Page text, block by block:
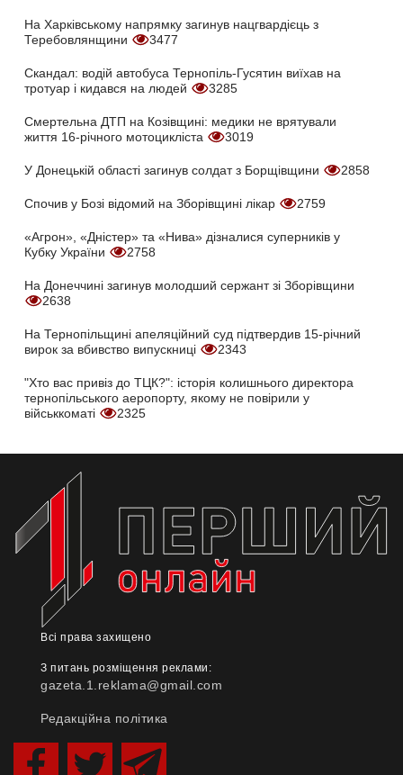
На Харківському напрямку загинув нацгвардієць з
Теребовлянщини
3477
Скандал: водій автобуса Тернопіль-Гусятин виїхав на
тротуар і кидався на людей
3285
Смертельна ДТП на Козівщині: медики не врятували
життя 16-річного мотоцикліста
3019
У Донецькій області загинув солдат з Борщівщини 2858
Спочив у Бозі відомий на Зборівщині лікар 2759
«Агрон», «Дністер» та «Нива» дізналися суперників у
Кубку України
2758
На Донеччині загинув молодший сержант зі Зборівщини
2638
На Тернопільщині апеляційний суд підтвердив 15-річний
вирок за вбивство випускниці
2343
"Хто вас привіз до ТЦК?": історія колишнього директора
тернопільського аеропорту, якому не повірили у
військкоматі
2325
Всі права захищено
З питань розміщення реклами:
gazeta.1.reklama@gmail.com
Редакційна політика